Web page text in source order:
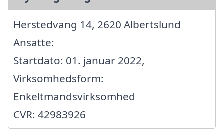
Herstedvang 14, 2620 Albertslund
Ansatte:
Startdato: 01. januar 2022,
Virksomhedsform:
Enkeltmandsvirksomhed
CVR: 42983926